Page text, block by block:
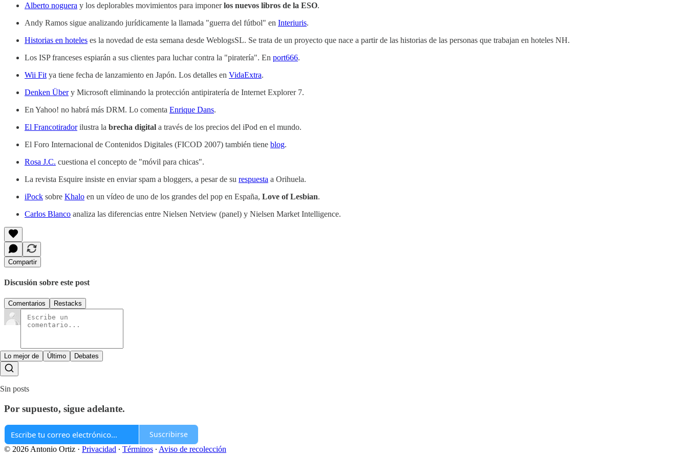
Alberto noguera y los deplorables movimientos para imponerlos nuevos libros de la ESO.
Andy Ramos sigue analizando jurídicamente la llamada "guerra del fútbol" en Interiuris.
Historias en hoteles es la novedad de esta semana desde WeblogsSL. Se trata de un proyecto que nace a partir de las historias de las personas que trabajan en hoteles NH.
Los ISP franceses espiarán a sus clientes para luchar contra la "piratería". En port666.
Wii Fit ya tiene fecha de lanzamiento en Japón. Los detalles en VidaExtra.
Denken Übery Microsoft eliminando la protección antipiratería de Internet Explorer 7.
En Yahoo! no habrá más DRM. Lo comenta Enrique Dans.
El Francotiradorilustra la brecha digital a través de los precios del iPod en el mundo.
El Foro Internacional de Contenidos Digitales (FICOD 2007) también tiene blog.
Rosa J.C. cuestiona el concepto de "móvil para chicas".
La revista Esquire insiste en enviar spam a bloggers, a pesar de su respuesta a Orihuela.
iPock sobre Khalo en un vídeo de uno de los grandes del pop en España, Love of Lesbian.
Carlos Blanco analiza las diferencias entre Nielsen Netview (panel) y Nielsen Market Intelligence.
Compartir
Discusión sobre este post
Comentarios Restacks
Lo mejor de Último Debates
Sin posts
Por supuesto, sigue adelante.
Suscribirse
© 2026 Antonio Ortiz · Privacidad ∙ Términos ∙ Aviso de recolección